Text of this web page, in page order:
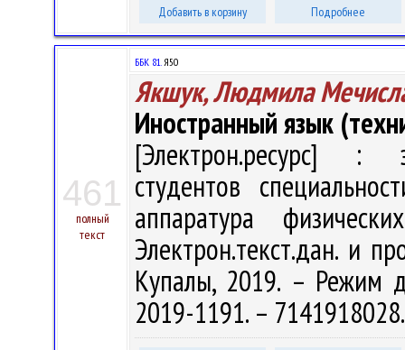
Добавить в корзину Подробнее
461
полный
текст
ББК 81.Я50
Якшук, Людмила
Иностранный язык
[Электрон.ресурс] :
студентов
аппаратура
Электрон.текст.дан. и
Купалы, 2019. – Режим
2019-1191. –